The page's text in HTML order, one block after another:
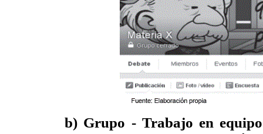
b) Grupo - Trabajo en